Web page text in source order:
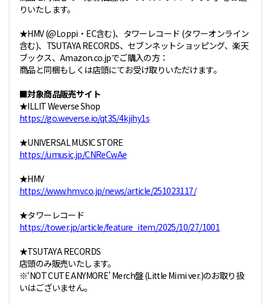
りいたします。
★HMV (@Loppi・EC含む)、タワーレコード (タワーオンライン
含む)、TSUTAYA RECORDS、セブンネットショッピング、楽天
ブックス、Amazon.co.jpでご購入の方：
商品と同梱もしくは店頭にてお受け取りいただけます。
■対象商品販売サイト
★ILLIT Weverse Shop
https://go.weverse.io/qt3S/4kjihy1s
★UNIVERSAL MUSIC STORE
https://umusic.jp/CNReCwAe
★HMV
https://www.hmv.co.jp/news/article/251023117/
★タワーレコード
https://tower.jp/article/feature_item/2025/10/27/1001
★TSUTAYA RECORDS
店頭のみ販売いたします。
※‘NOT CUTE ANYMORE’ Merch盤 (Little Mimi ver.)のお取り扱
いはございません。